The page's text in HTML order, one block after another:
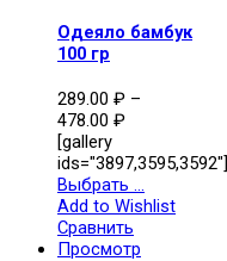
Одеяло бамбук
100 гр
289.00 ₽ –
478.00 ₽
[gallery
ids="3897,3595,3592"]
Выбрать ...
Add to Wishlist
Сравнить
Просмотр